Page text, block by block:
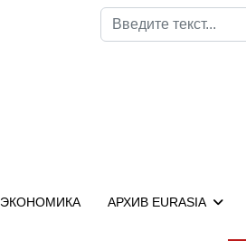
Поиск
ЭКОНОМИКА АРХИВ EURASIA